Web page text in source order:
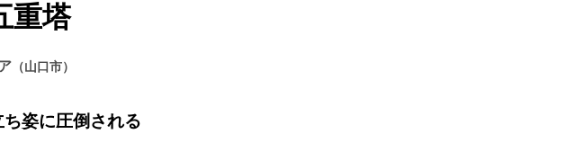
重塔
山口市
姿に圧倒される